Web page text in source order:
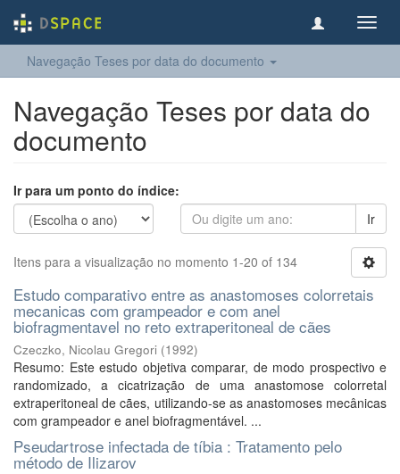
Navegação Teses por data do documento
Navegação Teses por data do
documento
Ir para um ponto do índice:
Ir
Itens para a visualização no momento 1-20 of 134
Estudo comparativo entre as anastomoses colorretais
mecanicas com grampeador e com anel
biofragmentavel no reto extraperitoneal de cães
Czeczko, Nicolau Gregori (1992)
Resumo: Este estudo objetiva comparar, de modo prospectivo e
randomizado, a cicatrização de uma anastomose colorretal
extraperitoneal de cães, utilizando-se as anastomoses mecânicas
com grampeador e anel biofragmentável. ...
Pseudartrose infectada de tíbia : Tratamento pelo
método de Ilizarov